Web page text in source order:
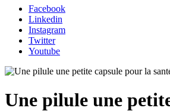
Facebook
Linkedin
Instagram
Twitter
Youtube
Une pilule une